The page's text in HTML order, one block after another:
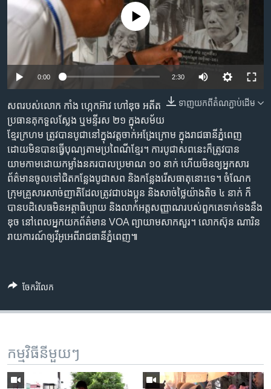
កាន់​
ទំព័រ​
ស្វែង​
រក
Khmer English
បណ្តាញ​សង្គម
ភាសា
No media source currently available
0:00 2:30
ទាញ​យក​ពី​តំណភ្ជាប់​ដើម
សពរបស់លោក កាំង ហេ្កកអ៊ាវ ហៅឌុច អតីត
ប្រធានគុកទួលស្លែង ឬមន្ទីរស ២១ ក្នុងសម័យ
ខ្មែរក្រហម ត្រូវបានបូជានៅក្នុងវត្តចាក់អង្រែក្រោម ក្នុងរាជធានីភ្នំពេញ
ដោយមិនបានធ្វើបុណ្យតាមប្រពៃណីខ្មែរ។ ការបូជាសពនេះក៏ត្រូវបាន
យាមកាមដោយកម្លាំងនគរបាលប្រមាណ ១០ នាក់ ហើយមិនឲ្យអ្នកសារ
ព័ត៌មានចូលទៅជិតកន្លែងបូជាសព និងកន្លែងរើសធាតុនោះទេ។ ចំណែក
ក្រុមគ្រួសារសាច់ញាតិដែលត្រូវជាបងប្អូន និងសាច់ថ្លៃយ៉ាងតិច ៤ នាក់ ក៏
បានបដិសេធមិនអត្ថាធិប្បាយ និងលាក់អត្តសញ្ញាណរបស់ពួកគេទាក់ទងនឹង
ឌុច នៅពេលអ្នកយកព័ត៌មាន VOA ព្យាយាមសាកសួរ។ លោកស៊ុន ណារិន
រាយការណ៍ឲ្យវីអូអេពីរាជធានីភ្នំពេញ៕
ចែករំលែក
កម្មវិធី​នីមួយៗ